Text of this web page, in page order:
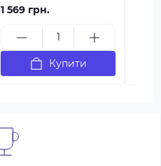
1 569 грн.
Купити